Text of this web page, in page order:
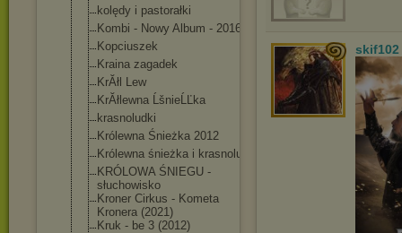
kolędy i pastorałki
Kombi - Nowy Album - 2016
Kopciuszek
Kraina zagadek
KrĂłl Lew
KrĂłlewna ĹšnieĹĽka
krasnoludki
Królewna Śnieżka 2012
Królewna śnieżka i krasnoludki
KRÓLOWA ŚNIEGU -
słuchowisko
Kroner Cirkus - Kometa
Kronera (2021)
Kruk - be 3 (2012)
skif102